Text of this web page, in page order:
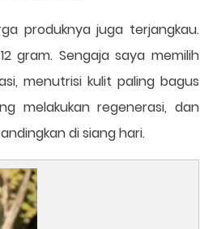
produknya juga terjangkau.
gram. Sengaja saya memilih
menutrisi kulit paling bagus
melakukan regenerasi, dan
di siang hari.